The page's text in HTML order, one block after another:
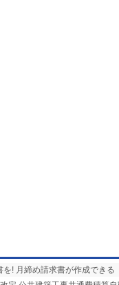
! 月締め請求書が作成できる